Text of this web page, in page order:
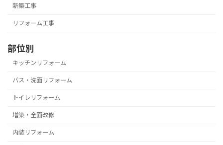
新築工事
リフォーム工事
部位別
キッチンリフォーム
バス・洗面リフォーム
トイレリフォーム
増築・全面改修
内装リフォーム